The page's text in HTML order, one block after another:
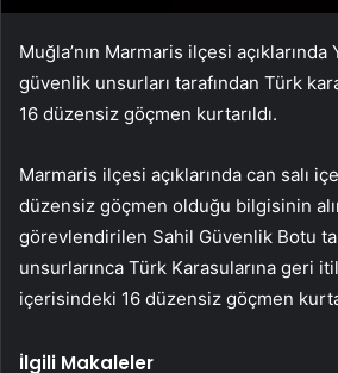
Muğla’nın Marmaris ilçesi
güvenlik unsurları tarafından Türk
16 düzensiz göçmen kurtarıldı.
Marmaris ilçesi açıklarında can salı
düzensiz göçmen olduğu bilgisinin
görevlendirilen Sahil Güvenlik Botu
unsurlarınca Türk Karasularına geri
içerisindeki 16 düzensiz göçmen
İlgili Makaleler